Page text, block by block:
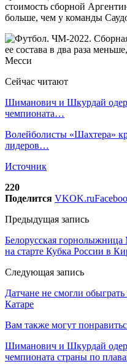
стоимость сборной
больше, чем у команды
Сейчас читают
Шиманович и Шкурдай
чемпионата…
Волейболисты «Шахтера»
лидеров…
Источник
220
Поделится VKOK.ru
Предыдущая запись
Белорусская
на старте Кубка России в
Следующая запись
Датчане не смогли
Катаре
Вам также могут
Шиманович и Шкурдай
чемпионата страны по